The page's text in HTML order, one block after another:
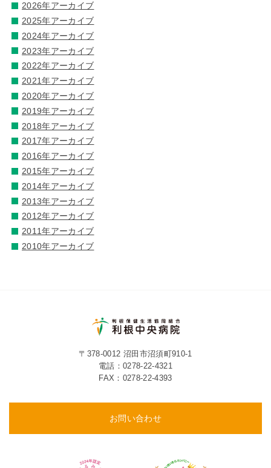
2026年アーカイブ
2025年アーカイブ
2024年アーカイブ
2023年アーカイブ
2022年アーカイブ
2021年アーカイブ
2020年アーカイブ
2019年アーカイブ
2018年アーカイブ
2017年アーカイブ
2016年アーカイブ
2015年アーカイブ
2014年アーカイブ
2013年アーカイブ
2012年アーカイブ
2011年アーカイブ
2010年アーカイブ
〒378-0012 沼田市沼須町910-1
電話： 0278-22-4321
FAX：0278-22-4393
お問い合わせ